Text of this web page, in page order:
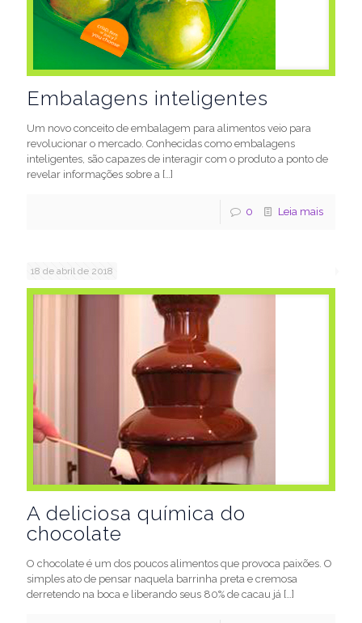
Embalagens inteligentes
Um novo conceito de embalagem para alimentos veio para
revolucionar o mercado. Conhecidas como embalagens
inteligentes, são capazes de interagir com o produto a ponto de
revelar informações sobre a […]
0 Leia mais
18 de abril de 2018
A deliciosa química do
chocolate
O chocolate é um dos poucos alimentos que provoca paixões. O
simples ato de pensar naquela barrinha preta e cremosa
derretendo na boca e liberando seus 80% de cacau já […]